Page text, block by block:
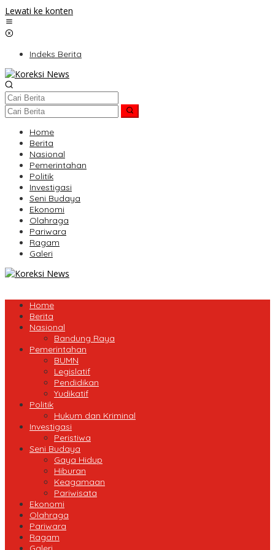
Lewati ke konten
Indeks Berita
Home
Berita
Nasional
Pemerintahan
Politik
Investigasi
Seni Budaya
Ekonomi
Olahraga
Pariwara
Ragam
Galeri
Home
Berita
Nasional
Bandung Raya
Pemerintahan
BUMN
Legislatif
Pendidikan
Yudikatif
Politik
Hukum dan Kriminal
Investigasi
Peristiwa
Seni Budaya
Gaya Hidup
Hiburan
Keagamaan
Pariwisata
Ekonomi
Olahraga
Pariwara
Ragam